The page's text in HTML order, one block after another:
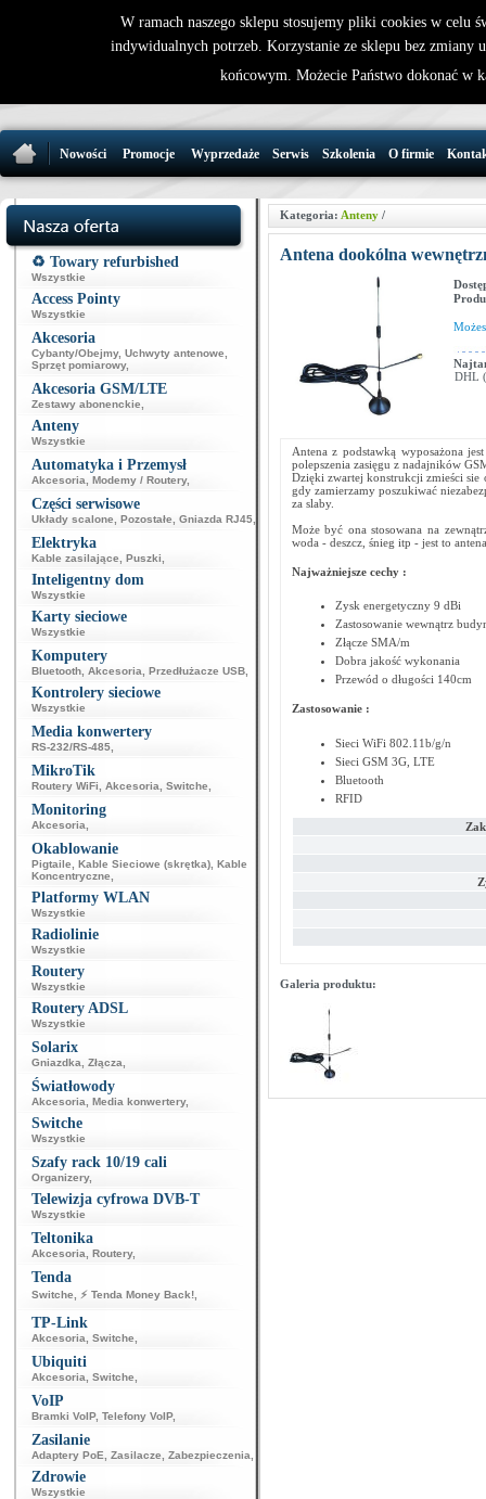
32 721 86
Nowości Promocje Wyprzedaże Serwis Szkolenia O firmie
♻️ Towary refurbished
Wszystkie
Access Pointy
Wszystkie
Akcesoria
Cybanty/Obejmy, Uchwyty antenowe
Sprzęt pomiarowy,
Akcesoria GSM/LTE
Zestawy abonenckie
Anteny
Wszystkie
Automatyka i Przemysł
Akcesoria Modemy / Routery,
Części serwisowe
Układy scalone Pozostałe Gniazda RJ45
Elektryka
Kable zasilające Puszki
Inteligentny dom
Wszystkie
Karty sieciowe
Wszystkie
Komputery
Bluetooth Akcesoria Przedłużacze USB
Kontrolery sieciowe
Wszystkie
Media konwertery
RS-232/RS-485
MikroTik
Routery WiFi Akcesoria Switche
Monitoring
Akcesoria
Okablowanie
Pigtaile Kable Sieciowe (skrętka) Kable
Koncentryczne
Platformy WLAN
Wszystkie
Radiolinie
Wszystkie
Routery
Wszystkie
Routery ADSL
Wszystkie
Solarix
Gniazdka Złącza
Światłowody
Akcesoria Media konwertery,
Switche
Wszystkie
Szafy rack 10/19 cali
Organizery,
Telewizja cyfrowa DVB-T
Wszystkie
Teltonika
Akcesoria Routery,
Tenda
Switche ⚡ Tenda Money Back!
TP-Link
Akcesoria Switche
Ubiquiti
Akcesoria Switche
VoIP
Bramki VoIP, Telefony VoIP,
Zasilanie
Adaptery PoE Zasilacze Zabezpieczenia
Zdrowie
Wszystkie
Kategoria: Anteny/
Antena dookólna
DHL
Antena z podstawką wyposażona
polepszenia zasięgu z nadajników
Dzięki zwartej konstrukcji zmieści sie
gdy zamierzamy poszukiwać
za slaby.
Może być ona stosowana na
woda - deszcz, śnieg itp - jest to
Najważniejsze cechy :
Zysk energetyczny 9 dBi
Zastosowanie wewnątrz
Złącze SMA/m
Dobra jakość wykonania
Przewód o długości 140cm
Zastosowanie :
Sieci WiFi 802.11b/g/n
Sieci GSM 3G, LTE
Bluetooth
RFID
Galeria produktu:
W ramach naszego sklepu stosujemy pliki cookies w celu
indywidualnych potrzeb. Korzystanie ze sklepu bez zmiany
końcowym. Możecie Państwo dokonać w